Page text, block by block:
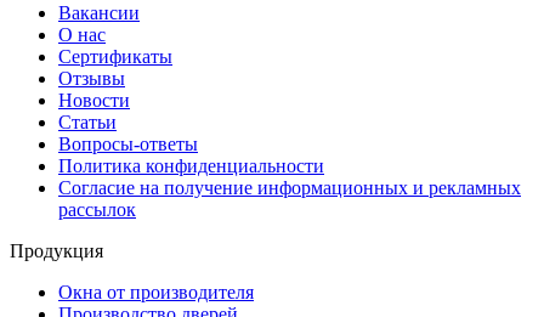
Вакансии
О нас
Сертификаты
Отзывы
Новости
Статьи
Вопросы-ответы
Политика конфиденциальности
Согласие на получение информационных и рекламных
рассылок
Продукция
Окна от производителя